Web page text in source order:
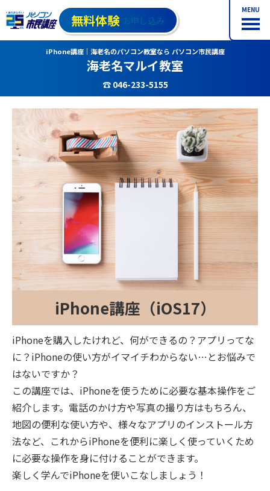
MENU
無料体験 お申し込み
iPhone講座｜海老名のパソコン教室なら パソコン市民講座
海老名マルイ教室
☎ 046-233-5155
iPhone講座（iOS17）
iPhoneを購入したけれど、何ができるの？アプリってな
に？iPhoneの使い方がイマイチわからない…とお悩みで
はないですか？
この講座では、iPhoneを使うために必要な基本操作をご
紹介します。電話のかけ方や写真の撮り方はもちろん、
地図の便利な使い方や、様々なアプリのインストール方
法など、これからiPhoneを便利に楽しく使っていくため
に必要な操作を身に付けることができます。
楽しく学んでiPhoneを使いこなしましょう！